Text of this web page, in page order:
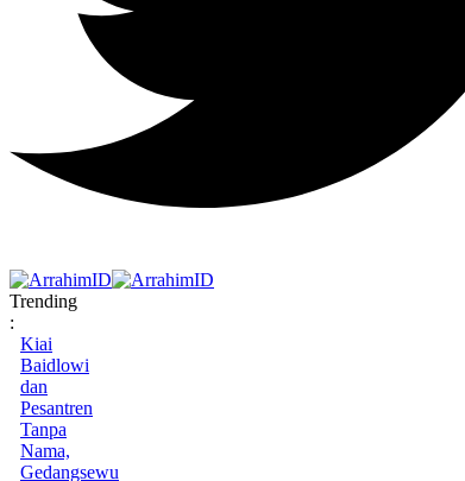
Trending
:
Kiai
Baidlowi
dan
Pesantren
Tanpa
Nama,
Gedangsewu